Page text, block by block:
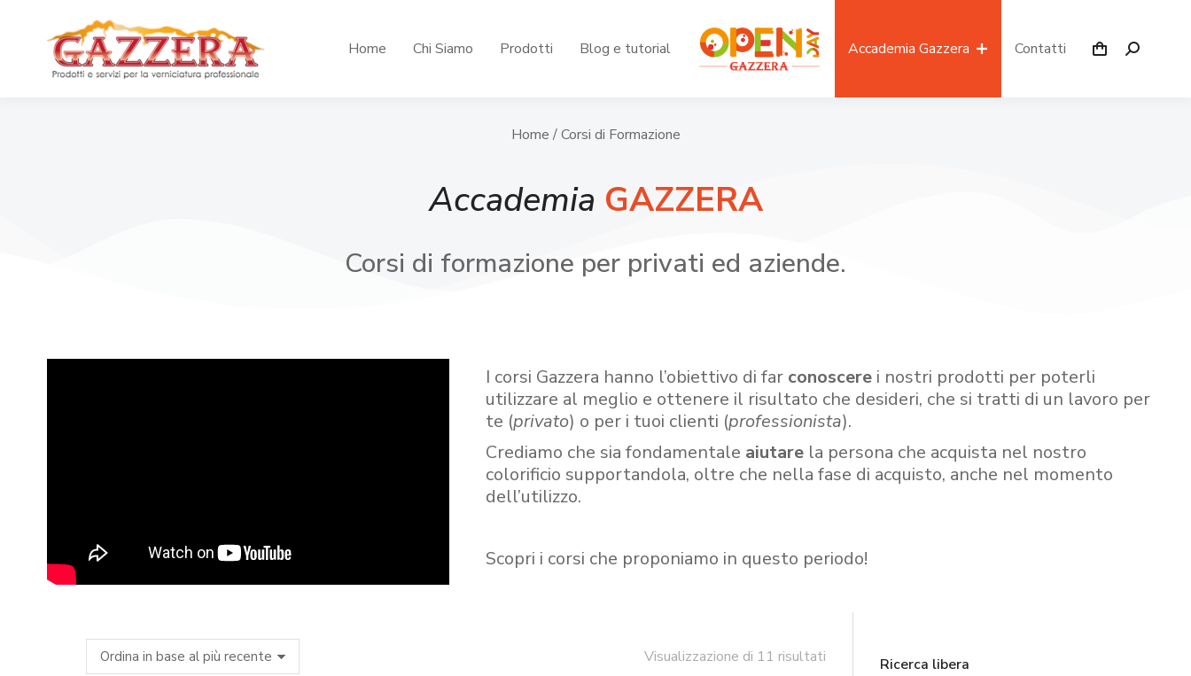
Home Chi Siamo Prodotti Blog e tutorial Accademia Gazzera Contatti
Home / Corsi di Formazione
Accademia GAZZERA
Corsi di formazione per privati ed aziende.
I corsi Gazzera hanno l’obiettivo di far conoscerei nostri prodotti per poterli
utilizzare al meglio e ottenere il risultato che desideri, che si tratti di un lavoro per
te (privato) o per i tuoi clienti (professionista).
Crediamo che sia fondamentale aiutare la persona che acquista nel nostro
colorificio supportandola, oltre che nella fase di acquisto, anche nel momento
dell’utilizzo.
Scopri i corsi che proponiamo in questo periodo!
Visualizzazione di 11 risultati Ricerca libera